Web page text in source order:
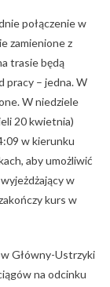
połączenie w
zamienione z
trasie będą
pracy – jedna. W
W niedziele
20 kwietnia)
w kierunku
aby umożliwić
w
kurs w
Główny-Ustrzyki
na odcinku